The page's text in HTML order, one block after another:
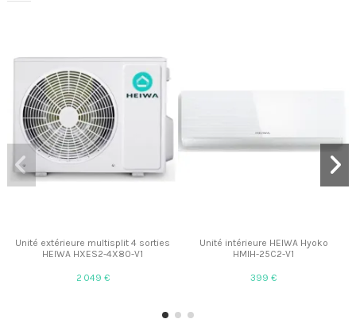
Unité extérieure multisplit 4 sorties
HEIWA HXES2-4X80-V1
2 049 €
Unité intérieure HEIWA Hyoko
HMIH-25C2-V1
399 €